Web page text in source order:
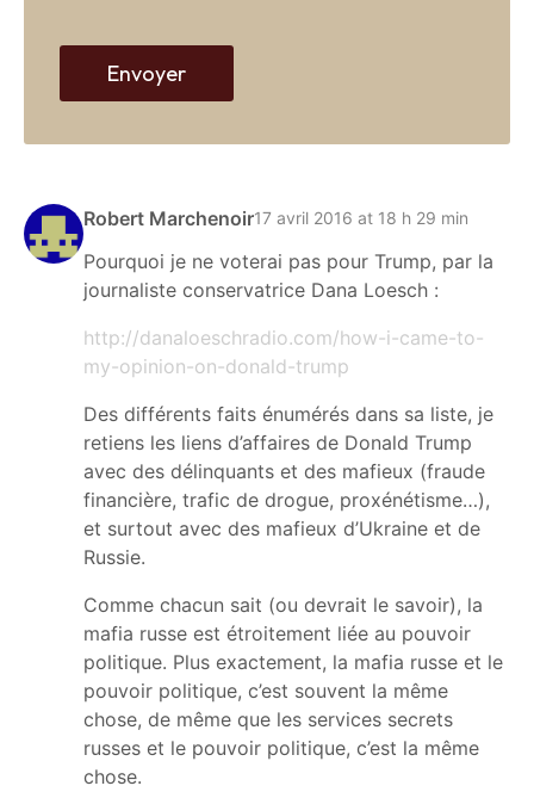
Robert Marchenoir17 avril 2016 at 18 h 29 min
Pourquoi je ne voterai pas pour Trump, par la
journaliste conservatrice Dana Loesch :
http://danaloeschradio.com/how-i-came-to-
my-opinion-on-donald-trump
Des différents faits énumérés dans sa liste, je
retiens les liens d’affaires de Donald Trump
avec des délinquants et des mafieux (fraude
financière, trafic de drogue, proxénétisme…),
et surtout avec des mafieux d’Ukraine et de
Russie.
Comme chacun sait (ou devrait le savoir), la
mafia russe est étroitement liée au pouvoir
politique. Plus exactement, la mafia russe et le
pouvoir politique, c’est souvent la même
chose, de même que les services secrets
russes et le pouvoir politique, c’est la même
chose.
b
Envoyer